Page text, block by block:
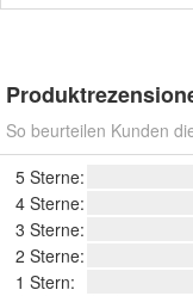
So beurteilen Kunden
5 Sterne:
4 Sterne:
3 Sterne:
2 Sterne:
1 Stern: